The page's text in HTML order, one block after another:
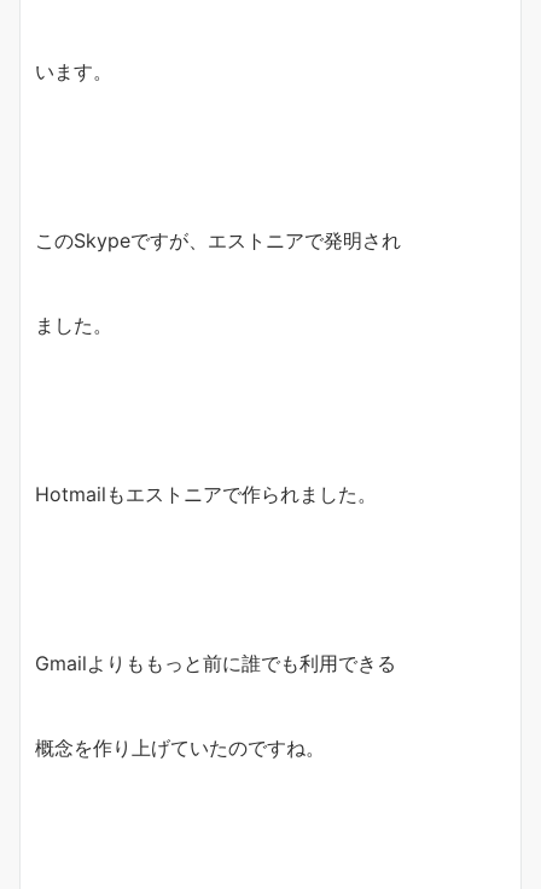
います。
このSkypeですが、エストニアで発明され
ました。
Hotmailもエストニアで作られました。
Gmailよりももっと前に誰でも利用できる
概念を作り上げていたのですね。